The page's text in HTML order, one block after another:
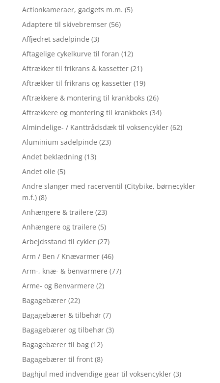
Actionkameraer, gadgets m.m. (5)
Adaptere til skivebremser (56)
Affjedret sadelpinde (3)
Aftagelige cykelkurve til foran (12)
Aftrækker til frikrans & kassetter (21)
Aftrækker til frikrans og kassetter (19)
Aftrækkere & montering til krankboks (26)
Aftrækkere og montering til krankboks (34)
Almindelige- / Kanttrådsdæk til voksencykler (62)
Aluminium sadelpinde (23)
Andet beklædning (13)
Andet olie (5)
Andre slanger med racerventil (Citybike, børnecykler
m.f.) (8)
Anhængere & trailere (23)
Anhængere og trailere (5)
Arbejdsstand til cykler (27)
Arm / Ben / Knævarmer (46)
Arm-, knæ- & benvarmere (77)
Arme- og Benvarmere (2)
Bagagebærer (22)
Bagagebærer & tilbehør (7)
Bagagebærer og tilbehør (3)
Bagagebærer til bag (12)
Bagagebærer til front (8)
Baghjul med indvendige gear til voksencykler (3)